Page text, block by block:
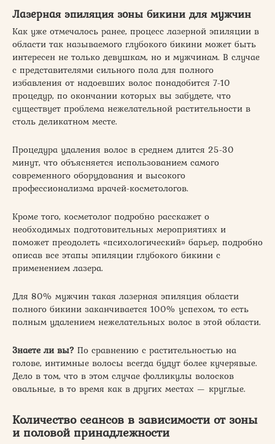
Лазерная эпиляция зоны бикини для мужчин
Как уже отмечалось ранее, процесс лазерной эпиляции в
области так называемого глубокого бикини может быть
интересен не только девушкам, но и мужчинам. В случае
с представителями сильного пола для полного
избавления от надоевших волос понадобится 7-10
процедур, по окончании которых вы забудете, что
существует проблема нежелательной растительности в
столь деликатном месте.
Процедура удаления волос в среднем длится 25-30
минут, что объясняется использованием самого
современного оборудования и высокого
профессионализма врачей-косметологов.
Кроме того, косметолог подробно расскажет о
необходимых подготовительных мероприятиях и
поможет преодолеть «психологический» барьер, подробно
описав все этапы эпиляции глубокого бикини с
применением лазера.
Для 80% мужчин такая лазерная эпиляция области
полного бикини заканчивается 100% успехом, то есть
полным удалением нежелательных волос в этой области.
Знаете ли вы? По сравнению с растительностью на
голове, интимные волосы всегда будут более кучерявые.
Дело в том, что в этом случае фолликулы волосков
овальные, в то время как в других местах — круглые.
Количество сеансов в зависимости от зоны
и половой принадлежности